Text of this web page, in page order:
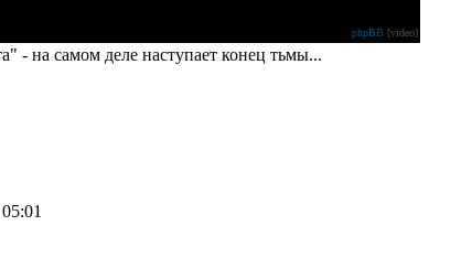
phpBB [video]
- на самом деле наступает конец тьмы...